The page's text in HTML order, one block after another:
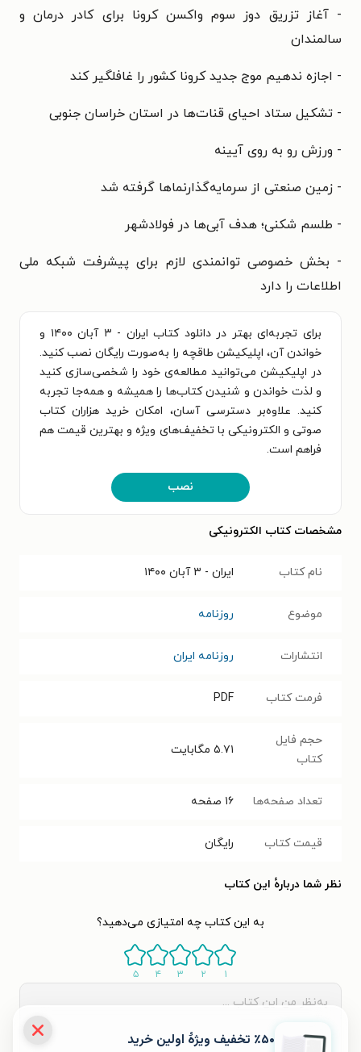
- آغاز تزریق دوز سوم واکسن کرونا برای کادر درمان و
سالمندان
- اجازه ندهیم موج جدید کرونا کشور را غافلگیر کند
- تشکیل ستاد احیای قنات‌ها در استان خراسان جنوبی
- ورزش رو به روی آیینه
- زمین صنعتی از سرمایه‌گذارنماها گرفته شد
- طلسم شکنی؛ هدف آبی‌ها در فولادشهر
- بخش خصوصی توانمندی لازم برای پیشرفت شبکه ملی
اطلاعات را دارد
برای تجربه‌ای بهتر در دانلود کتاب ایران - ۳ آبان ۱۴۰۰ و
خواندن آن، اپلیکیشن طاقچه را به‌صورت رایگان نصب کنید.
در اپلیکیشن می‌توانید مطالعه‌ی خود را شخصی‌سازی کنید
و لذت خواندن و شنیدن کتاب‌ها را همیشه و همه‌جا تجربه
کنید. علاوه‌بر دسترسی آسان، امکان خرید هزاران کتاب
صوتی و الکترونیکی با تخفیف‌های ویژه و بهترین قیمت هم
فراهم است.
نصب
مشخصات کتاب الکترونیکی
نام کتاب ایران - ۳ آبان ۱۴۰۰
موضوع روزنامه
انتشارات روزنامه ایران
فرمت کتاب PDF
حجم فایل
کتاب
۵.۷۱ مگابایت
تعداد صفحه‌ها ۱۶ صفحه
قیمت کتاب رایگان
نظر شما دربارهٔ این کتاب
به این کتاب چه امتیازی می‌دهید؟
۱ ۲ ۳ ۴ ۵
٪۵۰ تخفیف ویژۀ اولین خرید